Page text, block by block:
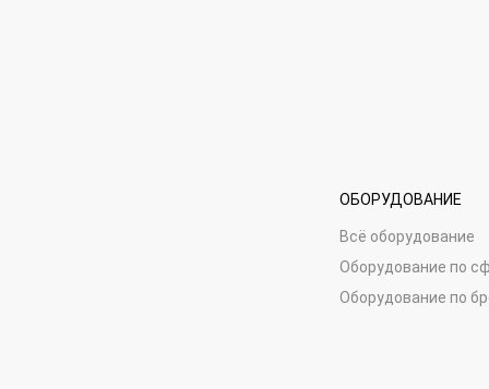
ОБОРУДОВАНИЕ
Всё оборудование
Оборудование по
Оборудование по